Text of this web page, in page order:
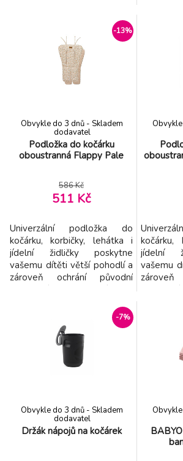
Díky 360° rotaci umožňuje
vkládat telefon vodorovně i
svisle. Mobil upevníte i
uvolníte z držáku velmi
snadno jedním prstem.
je
teplého
froté
-13%
Podložka do kočárku
oboustranná Flappy Pale
Obvykle do 3 dnů - Skladem
dodavatel
586 Kč
511 Kč
Univerzální podložka do
kočárku, korbičky, lehátka i
jídelní židličky poskytne
vašemu dítěti větší pohodlí a
zároveň ochrání původní
je ideální pro použití během
teplého počasí. Oboustranné
provedení - měkká bavlna s
potiskem na přední straně,
froté na spodní straně.
kočárku,
jídelní
vašemu
je
teplého
froté
-7%
Držák nápojů na kočárek
Obvykle do 3 dnů - Skladem
dodavatel